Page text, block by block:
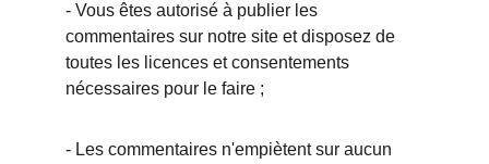
- Vous êtes autorisé à publier les
commentaires sur notre site et disposez de
toutes les licences et consentements
nécessaires pour le faire ;
- Les commentaires n'empiètent sur aucun